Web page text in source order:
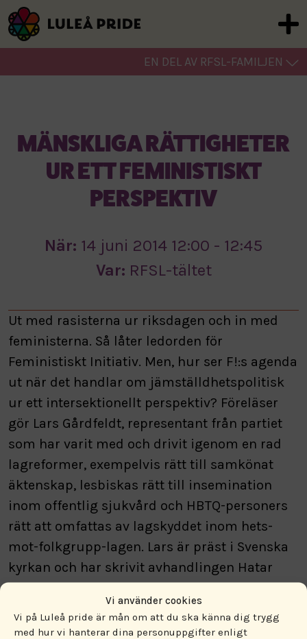
Vi använder cookies
Vi på Luleå pride är mån om att du ska känna dig trygg
med hur vi hanterar dina personuppgifter enligt
EN DEL AV RFSL-FAMILJEN
MÄNSKLIGA RÄTTIGHETER
UR ETT FEMINISTISKT
PERSPEKTIV
När: 14 juni 2014 12:00 - 12:45
Var: RFSL-tältet
Ut med rasisterna ur riksdagen och in med
feministerna. Så låter ledorden för
Feministiskt Initiativ. Men, hur ser F!:s agenda
ut när det handlar om jämställdhetspolitisk
ur ett intersektionellt perspektiv? Föreläser
gör Lars Gårdfeldt, representant från partiet
som har varit med och drivit igenom en rad
lagreformer, exempelvis rätt till samkönat
äktenskap, lesbiskas rätt till insemination
inom offentlig sjukvård och HBTQ-personers
rätt att omfattas av lagskyddet inom hets-
mot-folkgrupp-lagen. Lars är präst i Svenska
kyrkan och har skrivit avhandlingen Hatar
Gud bögar? Lars är en van talare och debattör
och har tagit många kamper i både TV-soffan
och på barrikaderna. Under föreläsningen